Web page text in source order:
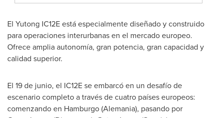
El Yutong IC12E está especialmente diseñado y construido
para operaciones interurbanas en el mercado europeo.
Ofrece amplia autonomía, gran potencia, gran capacidad y
calidad superior.
El 19 de junio, el IC12E se embarcó en un desafío de
escenario completo a través de cuatro países europeos:
comenzando en Hamburgo (Alemania), pasando por